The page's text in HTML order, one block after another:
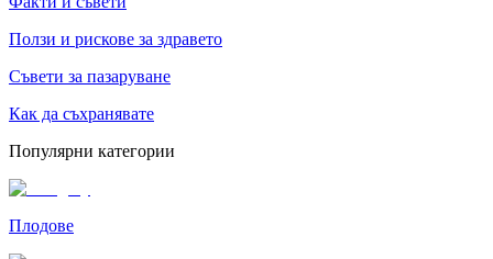
Ползи и рискове за здравето
Съвети за пазаруване
Как да съхранявате
Популярни категории
Плодове